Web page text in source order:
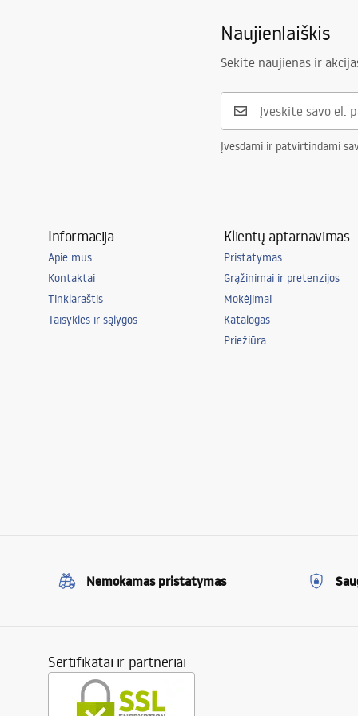
Naujienlaiškis
Sekite naujienas ir
Įvesdami ir patvirtindami
Informacija
Apie mus
Kontaktai
Tinklaraštis
Taisyklės ir sąlygos
Klientų aptarnavimas
Pristatymas
Grąžinimai ir pretenzijos
Mokėjimai
Katalogas
Priežiūra
Nemokamas pristatymas
Sertifikatai ir partneriai